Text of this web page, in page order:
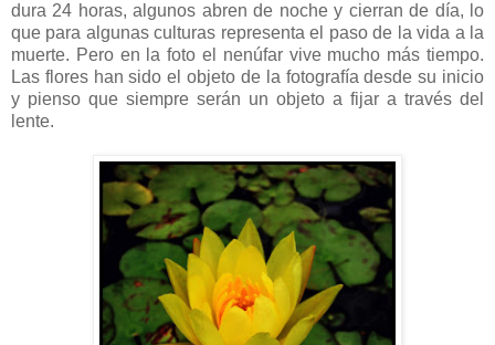
dura 24 horas, algunos abren de noche y cierran de día, lo
que para algunas culturas representa el paso de la vida a la
muerte. Pero en la foto el nenúfar vive mucho más tiempo.
Las flores han sido el objeto de la fotografía desde su inicio
y pienso que siempre serán un objeto a fijar a través del
lente.